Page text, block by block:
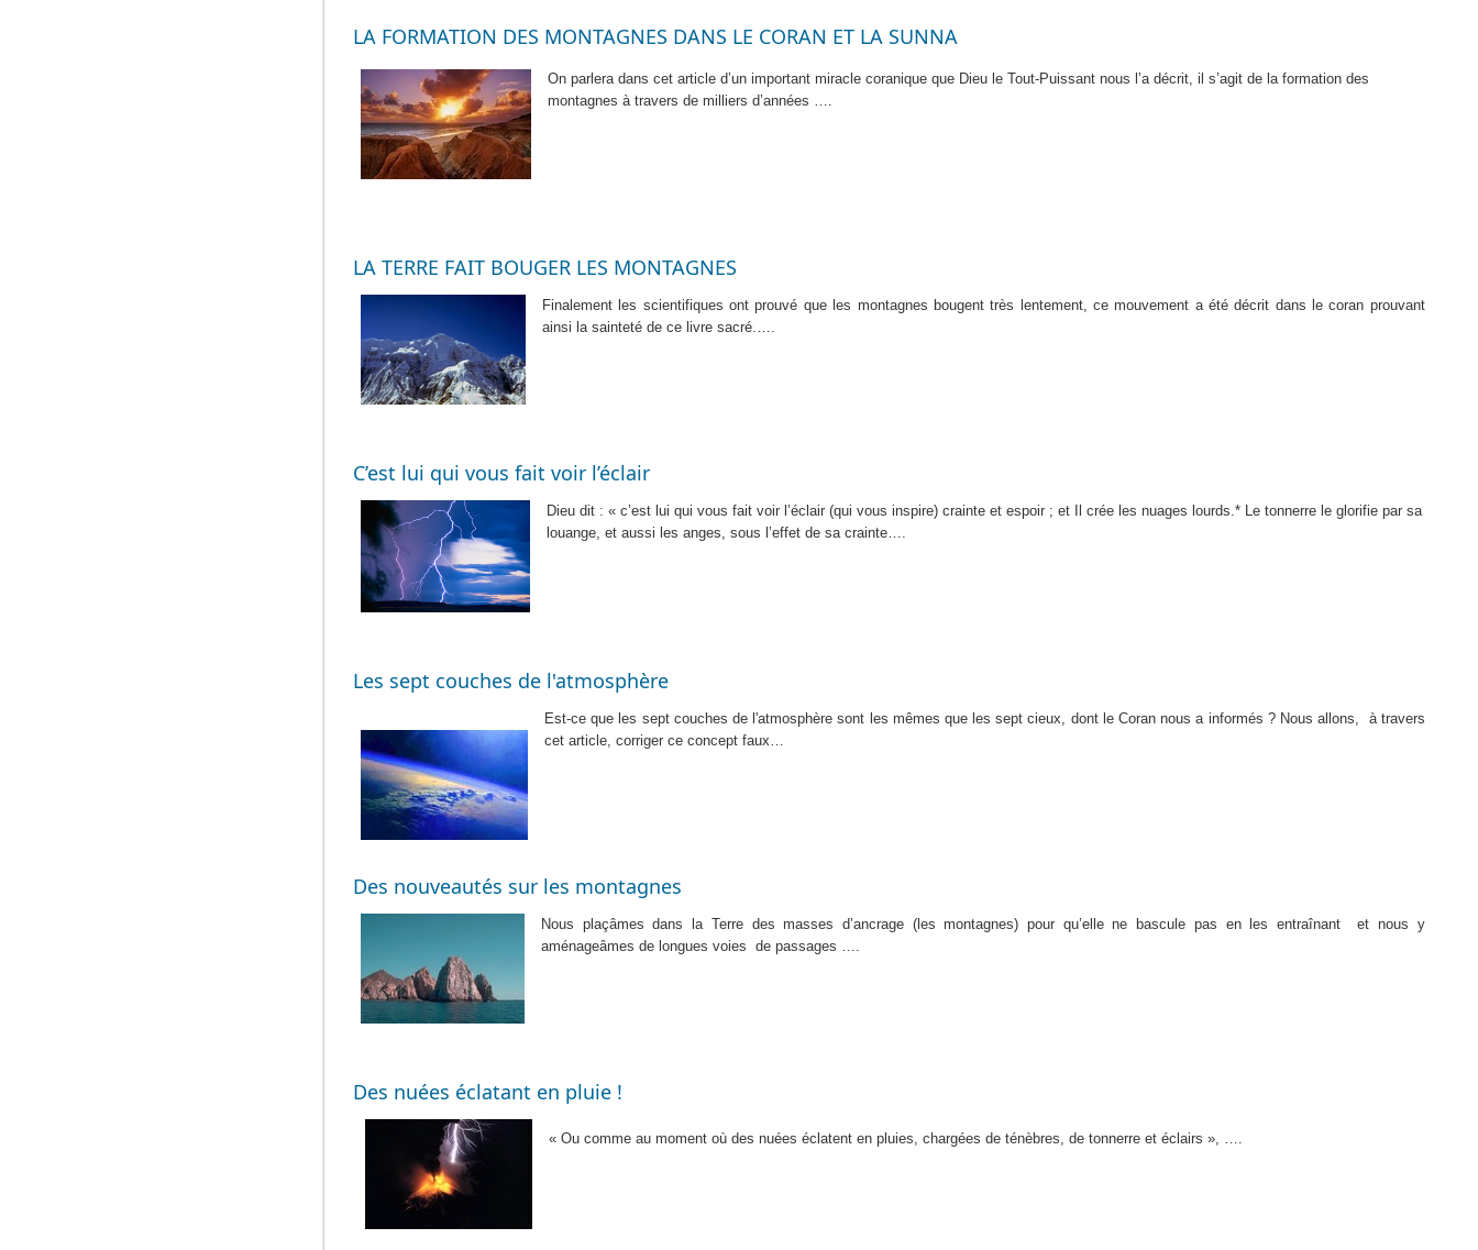
LA FORMATION DES MONTAGNES DANS LE CORAN ET LA SUNNA
On parlera dans cet article d’un important miracle coranique que Dieu le Tout-Puissant nous l’a décrit, il s’agit de la formation des
montagnes à travers de milliers d’années ….
LA TERRE FAIT BOUGER LES MONTAGNES
Finalement les scientifiques ont prouvé que les montagnes bougent très lentement, ce mouvement a été décrit dans le coran prouvant
ainsi la sainteté de ce livre sacré.….
C’est lui qui vous fait voir l’éclair
Dieu dit : « c’est lui qui vous fait voir l’éclair (qui vous inspire) crainte et espoir ; et Il crée les nuages lourds.* Le tonnerre le glorifie par sa
louange, et aussi les anges, sous l’effet de sa crainte….
Les sept couches de l'atmosphère
Est-ce que les sept couches de l'atmosphère sont les mêmes que les sept cieux, dont le Coran nous a informés ? Nous allons,
à travers
cet article, corriger ce concept faux…
Des nouveautés sur les montagnes
Nous plaçâmes dans la Terre des masses d’ancrage (les montagnes) pour qu’elle ne bascule pas en les entraînant
et nous y
aménageâmes de longues voies
de passages ….
Des nuées éclatant en pluie !
« Ou comme au moment où des nuées éclatent en pluies, chargées de ténèbres, de tonnerre et éclairs », ….